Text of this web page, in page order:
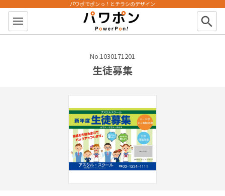
パワポン
パワポでポンっ！とチラシのデザイン
search
No.1030171201
生徒募集